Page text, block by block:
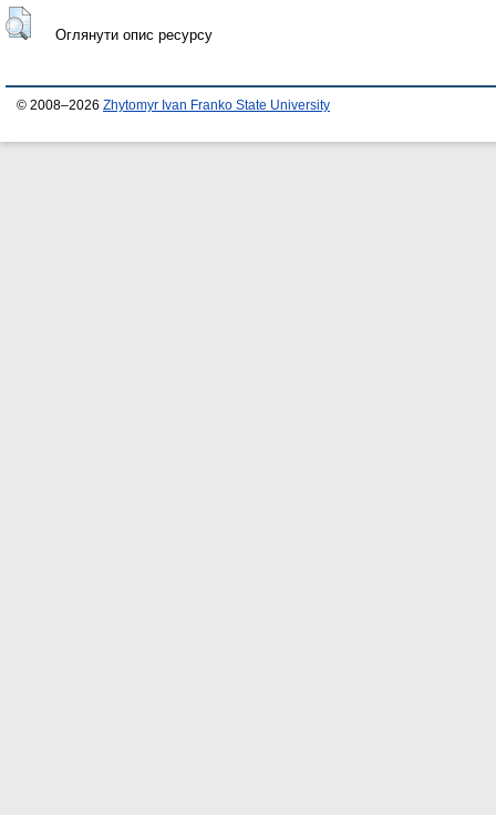
Оглянути опис ресурсу
© 2008–2026 Zhytomyr Ivan Franko State University